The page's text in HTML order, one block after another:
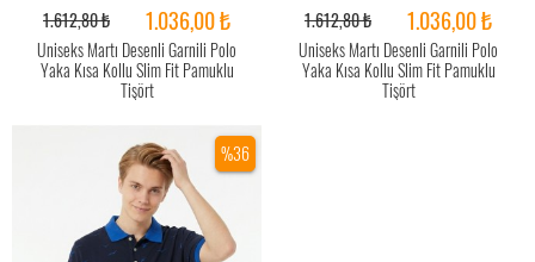
1.612,80 ₺ 1.036,00 ₺
Uniseks Martı Desenli Garnili Polo
Yaka Kısa Kollu Slim Fit Pamuklu
Tişört
1.612,80 ₺ 1.036,00 ₺
Uniseks Martı Desenli Garnili Polo
Yaka Kısa Kollu Slim Fit Pamuklu
Tişört
%36